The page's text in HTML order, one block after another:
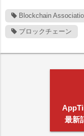
Blockchain
ブロックチェーン
最新